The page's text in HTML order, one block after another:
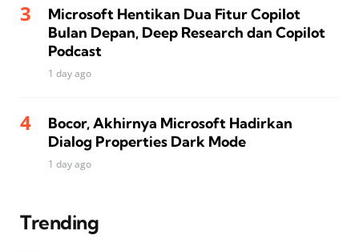
Microsoft Hentikan Dua Fitur Copilot
Bulan Depan, Deep Research dan Copilot
Podcast
1 day ago
Bocor, Akhirnya Microsoft Hadirkan
Dialog Properties Dark Mode
1 day ago
Trending